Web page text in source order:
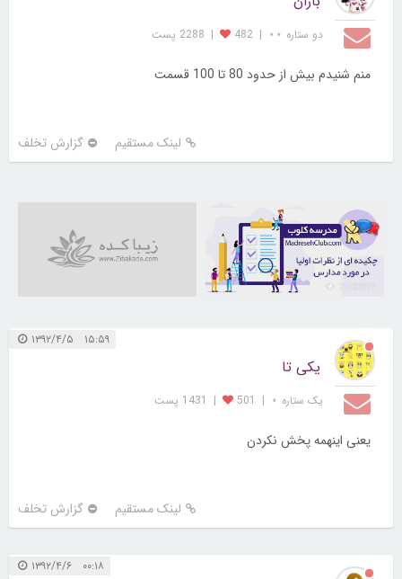
دو ستاره ⋆⋆ |
482
| 2288 پست
منم شنیدم بیش از حدود 80 تا 100 قسمت
لینک مستقیم گزارش تخلف
۱۵:۵۹ ۱۳۹۲/۴/۵
یکی تا
یک ستاره ⋆ |
501
| 1431 پست
یعنی اینهمه پخش نکردن
لینک مستقیم گزارش تخلف
۰۰:۱۸ ۱۳۹۲/۴/۶